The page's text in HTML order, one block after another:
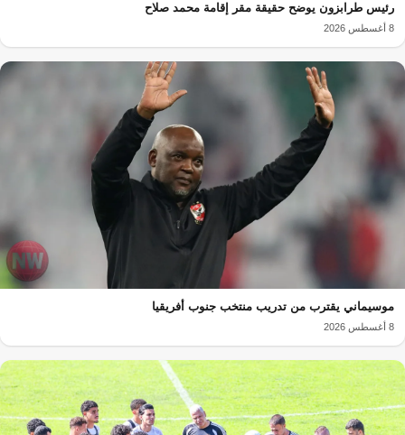
رئيس طرابزون يوضح حقيقة مقر إقامة محمد صلاح
8 أغسطس 2026
موسيماني يقترب من تدريب منتخب جنوب أفريقيا
8 أغسطس 2026